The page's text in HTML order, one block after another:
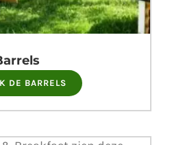
DE BARRELS